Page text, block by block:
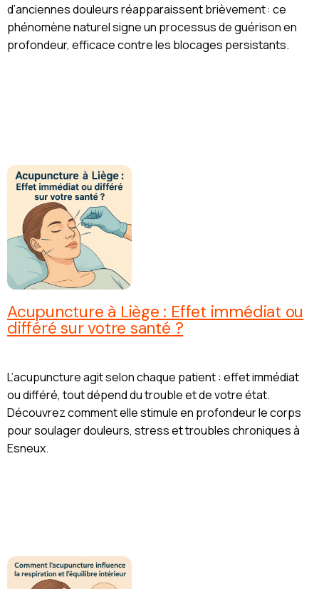
d’anciennes douleurs réapparaissent brièvement : ce
phénomène naturel signe un processus de guérison en
profondeur, efficace contre les blocages persistants.
Acupuncture à Liège : Effet immédiat ou
différé sur votre santé ?
L’acupuncture agit selon chaque patient : effet immédiat
ou différé, tout dépend du trouble et de votre état.
Découvrez comment elle stimule en profondeur le corps
pour soulager douleurs, stress et troubles chroniques à
Esneux.